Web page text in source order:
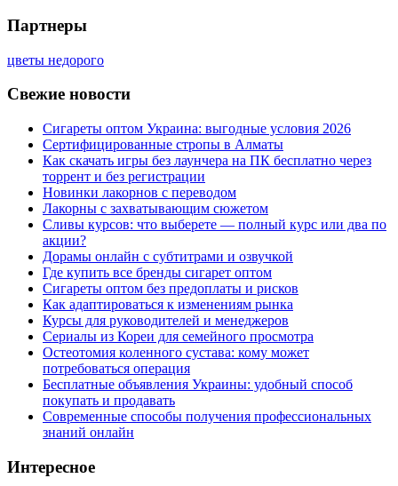
Партнеры
цветы недорого
Свежие новости
Сигареты оптом Украина: выгодные условия 2026
Сертифицированные стропы в Алматы
Как скачать игры без лаунчера на ПК бесплатно через
торрент и без регистрации
Новинки лакорнов с переводом
Лакорны с захватывающим сюжетом
Сливы курсов: что выберете — полный курс или два по
акции?
Дорамы онлайн с субтитрами и озвучкой
Где купить все бренды сигарет оптом
Сигареты оптом без предоплаты и рисков
Как адаптироваться к изменениям рынка
Курсы для руководителей и менеджеров
Сериалы из Кореи для семейного просмотра
Остеотомия коленного сустава: кому может
потребоваться операция
Бесплатные объявления Украины: удобный способ
покупать и продавать
Современные способы получения профессиональных
знаний онлайн
Интересное